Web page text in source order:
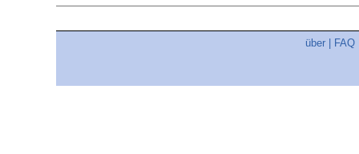
über FAQ